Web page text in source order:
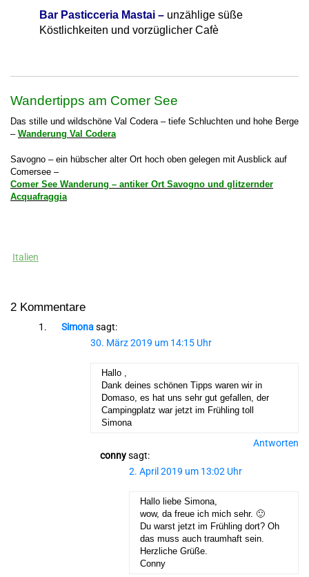
Bar Pasticceria Mastai – unzählige süße
Köstlichkeiten und vorzüglicher Cafè
Wandertipps am Comer See
Das stille und wildschöne Val Codera – tiefe Schluchten und hohe Berge
– Wanderung Val Codera
Savogno – ein hübscher alter Ort hoch oben gelegen mit Ausblick auf
Comersee –
Comer See Wanderung – antiker Ort Savogno und glitzernder
Acquafraggia
Italien
2 Kommentare
Simonasagt:
30. März 2019 um 14:15 Uhr
Hallo ,
Dank deines schönen Tipps waren wir in
Domaso, es hat uns sehr gut gefallen, der
Campingplatz war jetzt im Frühling toll
Simona
Antworten
connysagt:
2. April 2019 um 13:02 Uhr
Hallo liebe Simona,
wow, da freue ich mich sehr. 🙂
Du warst jetzt im Frühling dort? Oh
das muss auch traumhaft sein.
Herzliche Grüße.
Conny